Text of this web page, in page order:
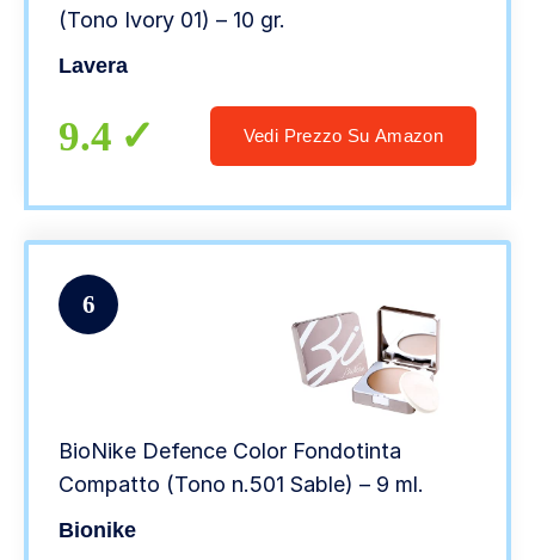
(Tono Ivory 01) – 10 gr.
Lavera
9.4 Vedi Prezzo Su Amazon
6
BioNike Defence Color Fondotinta
Compatto (Tono n.501 Sable) – 9 ml.
Bionike